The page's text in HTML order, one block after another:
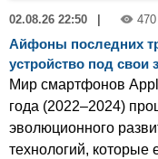
02.08.26 22:50 470
Айфоны последних
устройство под свои
Мир смартфонов
года (2022–2024)
эволюционного
технологий, которые